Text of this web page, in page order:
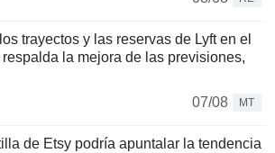
trayectos y las reservas de Lyft en el
la mejora de las previsiones,
07/08
MT
de Etsy podría apuntalar la tendencia